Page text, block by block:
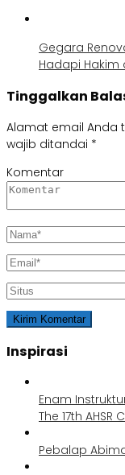
Gegara
Hadapi Hakim
Tinggalkan
Alamat email Anda
wajib ditandai *
Komentar
Inspirasi
Enam
The 17th
Pebalap